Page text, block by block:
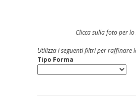
Clicca sulla foto per lo
Utilizza i seguenti filtri per raffinare
Tipo Forma